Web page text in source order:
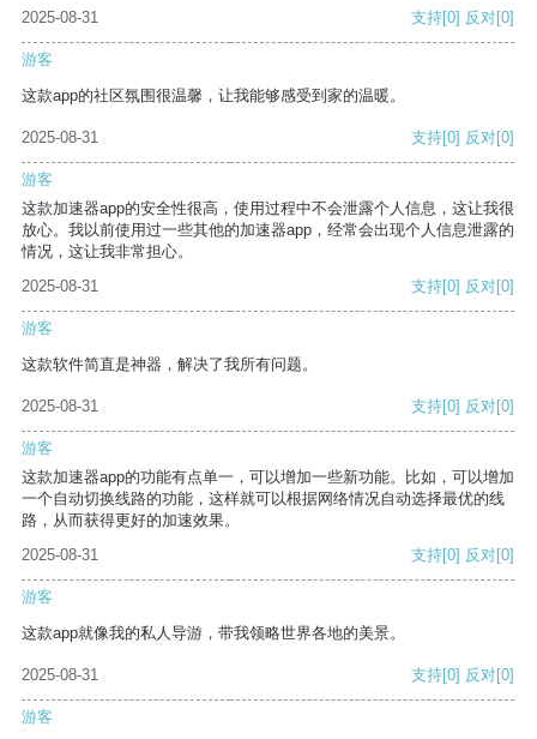
2025-08-31
支持[0] 反对[0]
游客
这款app的社区氛围很温馨，让我能够感受到家的温暖。
2025-08-31 支持[0] 反对[0]
游客
这款加速器app的安全性很高，使用过程中不会泄露个人信息，这让我很
放心。我以前使用过一些其他的加速器app，经常会出现个人信息泄露的
情况，这让我非常担心。
2025-08-31
支持[0] 反对[0]
游客
这款软件简直是神器，解决了我所有问题。
2025-08-31 支持[0] 反对[0]
游客
这款加速器app的功能有点单一，可以增加一些新功能。比如，可以增加
一个自动切换线路的功能，这样就可以根据网络情况自动选择最优的线
路，从而获得更好的加速效果。
2025-08-31
支持[0] 反对[0]
游客
这款app就像我的私人导游，带我领略世界各地的美景。
2025-08-31 支持[0] 反对[0]
游客